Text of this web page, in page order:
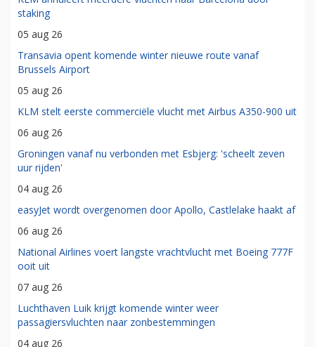
staking
05 aug 26
Transavia opent komende winter nieuwe route vanaf
Brussels Airport
05 aug 26
KLM stelt eerste commerciële vlucht met Airbus A350-900 uit
06 aug 26
Groningen vanaf nu verbonden met Esbjerg: 'scheelt zeven
uur rijden'
04 aug 26
easyJet wordt overgenomen door Apollo, Castlelake haakt af
06 aug 26
National Airlines voert langste vrachtvlucht met Boeing 777F
ooit uit
07 aug 26
Luchthaven Luik krijgt komende winter weer
passagiersvluchten naar zonbestemmingen
04 aug 26